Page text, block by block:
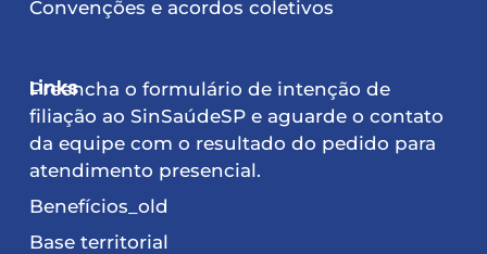
Convenções e acordos coletivos
Links
Preencha o formulário de intenção de
filiação ao SinSaúdeSP e aguarde o contato
da equipe com o resultado do pedido para
atendimento presencial.
Benefícios_old
Base territorial